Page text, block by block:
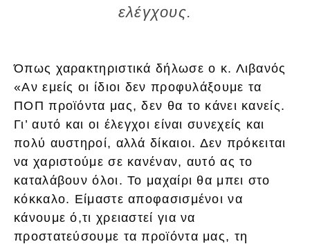
ελέγχους.
Όπως χαρακτηριστικά δήλωσε ο κ. Λιβανός
«Αν εμείς οι ίδιοι δεν προφυλάξουμε τα
ΠΟΠ προϊόντα μας, δεν θα το κάνει κανείς.
Γι’ αυτό και οι έλεγχοι είναι συνεχείς και
πολύ αυστηροί, αλλά δίκαιοι. Δεν πρόκειται
να χαριστούμε σε κανέναν, αυτό ας το
καταλάβουν όλοι. Το μαχαίρι θα μπει στο
κόκκαλο. Είμαστε αποφασισμένοι να
κάνουμε ό,τι χρειαστεί για να
προστατεύσουμε τα προϊόντα μας, τη